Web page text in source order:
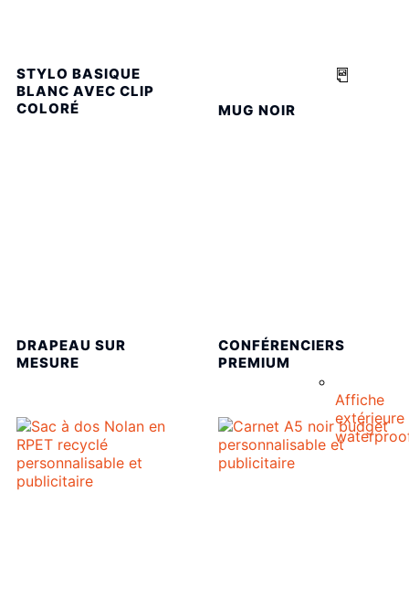
Affiche
extérieure
STYLO BASIQUE
BLANC AVEC CLIP
COLORÉ
MUG NOIR
DRAPEAU SUR
MESURE
CONFÉRENCIERS
PREMIUM